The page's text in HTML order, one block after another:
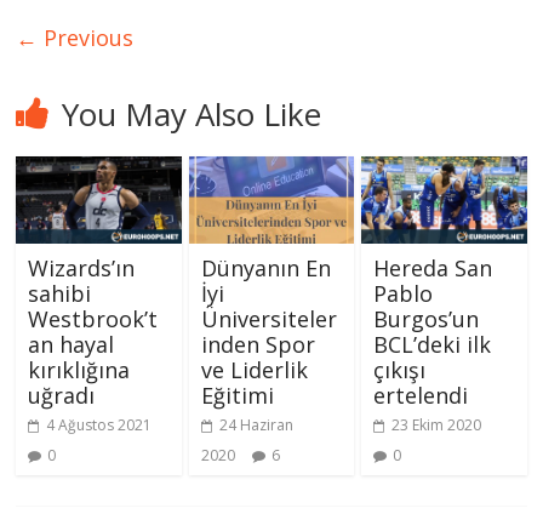
← Previous
You May Also Like
Wizards’ın
sahibi
Westbrook’t
an hayal
kırıklığına
uğradı
4 Ağustos 2021
0
Dünyanın En
İyi
Üniversiteler
inden Spor
ve Liderlik
Eğitimi
24 Haziran
2020
6
Hereda San
Pablo
Burgos’un
BCL’deki ilk
çıkışı
ertelendi
23 Ekim 2020
0